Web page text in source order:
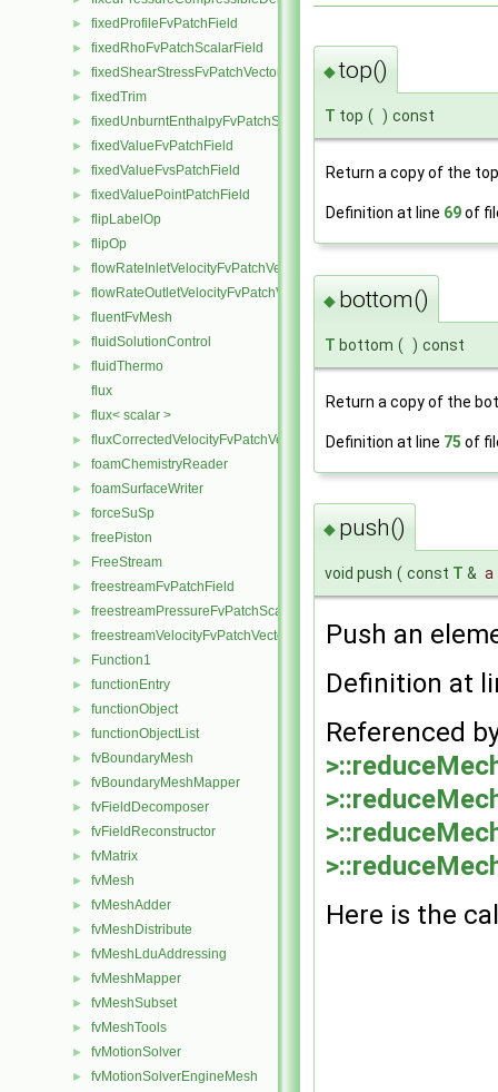
► fixedProfileFvPatchField
► fixedRhoFvPatchScalarField
► fixedShearStressFvPatchVectorField
► fixedTrim
► fixedUnburntEnthalpyFvPatchScalarField
► fixedValueFvPatchField
► fixedValueFvsPatchField
► fixedValuePointPatchField
► flipLabelOp
► flipOp
► flowRateInletVelocityFvPatchVectorField
► flowRateOutletVelocityFvPatchVectorField
► fluentFvMesh
► fluidSolutionControl
►
fluidThermo
flux
► flux< scalar >
► fluxCorrectedVelocityFvPatchVectorField
► foamChemistryReader
► foamSurfaceWriter
► forceSuSp
► freePiston
► FreeStream
► freestreamFvPatchField
► freestreamPressureFvPatchScalarField
► freestreamVelocityFvPatchVectorField
► Function1
► functionEntry
► functionObject
► functionObjectList
► fvBoundaryMesh
► fvBoundaryMeshMapper
► fvFieldDecomposer
► fvFieldReconstructor
► fvMatrix
► fvMesh
► fvMeshAdder
► fvMeshDistribute
► fvMeshLduAddressing
► fvMeshMapper
► fvMeshSubset
► fvMeshTools
► fvMotionSolver
► fvMotionSolverEngineMesh
◆top()
T top ( ) const
Return a copy of the
Definition at line 69of
◆ bottom()
T bottom ( ) const
Return a copy of the
Definition at line 75 of
◆ push()
void push ( const T & a
Push an
Definition at
Referenced
Here is the